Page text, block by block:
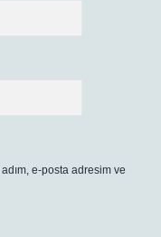
e-posta adresim ve